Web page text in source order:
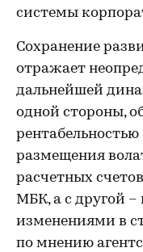
системы
Сохранение
отражает
дальнейшей
одной стороны,
размещения
расчетных
МБК, а с другой
изменениями в
по мнению